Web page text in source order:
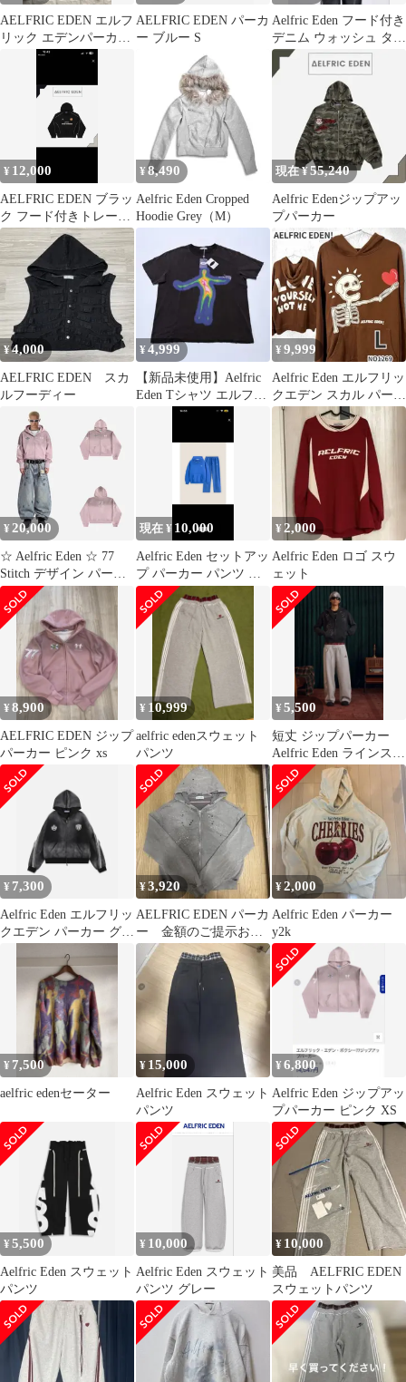
AELFRIC EDEN エルフ
リック エデンパーカ
ー サイズＬ
AELFRIC EDEN パーカ
ー ブルー S
Aelfric Eden フード付き
デニム ウォッシュ タン
クトップ
¥ 12,000
AELFRIC EDEN ブラッ
ク フード付きトレーナ
ー
¥ 8,490
Aelfric Eden Cropped
Hoodie Grey（M）
現在 ¥55,240
Aelfric Edenジップアッ
プパーカー
¥4,000
AELFRIC EDEN スカ
ルフーディー
¥4,999
【新品未使用】Aelfric
Eden Tシャツ エルフリ
ック エデン Y2K
¥9,999
Aelfric Eden エルフリッ
クエデン スカル パーカ
ー L 茶 Y2K
¥20,000
☆ Aelfric Eden ☆ 77
Stitch デザイン パーカ
ー S
現在 ¥ 10,000
Aelfric Eden セットアッ
プ パーカー パンツ ブ
ルー
¥2,000
Aelfric Eden ロゴ スウ
ェット
¥8,900
AELFRIC EDEN ジップ
パーカー ピンク xs
¥ 10,999
aelfric edenスウェット
パンツ
¥5,500
短丈 ジップパーカー
Aelfric Eden ラインスト
ーン
¥ 7,300
Aelfric Eden エルフリッ
クエデン パーカー グレ
¥3,920
AELFRIC EDEN パーカ
ー 金額のご提示お願
いします＾＾
¥2,000
Aelfric Eden パーカー
y2k
¥ 7,500
aelfric edenセーター
¥ 15,000
Aelfric Eden スウェット
パンツ
¥6,800
Aelfric Eden ジップアッ
プパーカー ピンク XS
¥5,500
Aelfric Eden スウェット
パンツ
¥ 10,000
Aelfric Eden スウェット
パンツ グレー
¥ 10,000
美品 AELFRIC EDEN
スウェットパンツ